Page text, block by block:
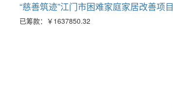
“慈善筑迹”江门市困难家庭家居改善项目
已筹款： ￥1637850.32